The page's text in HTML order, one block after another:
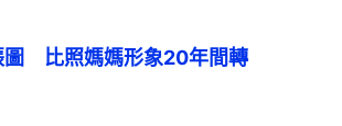
　比照媽媽形象20年間轉